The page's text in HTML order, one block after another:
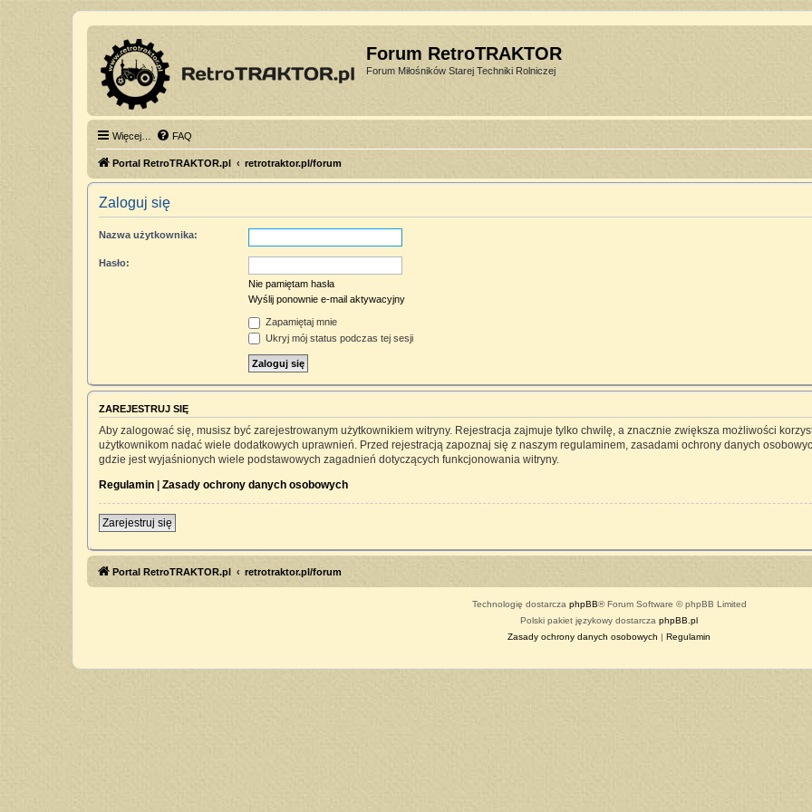
Forum RetroTRAKTOR
Forum Miłośników Starej Techniki Rolniczej
Więcej… FAQ
Portal RetroTRAKTOR.pl retrotraktor.pl/forum
Zaloguj się
Nazwa użytkownika:
Hasło:
Nie pamiętam hasła
Wyślij ponownie e-mail aktywacyjny
Zapamiętaj mnie
Ukryj mój status podczas tej sesji
ZAREJESTRUJ SIĘ
Aby zalogować się, musisz być zarejestrowanym użytkownikiem witryny. Rejestracja zajmuje tylko chwilę, a znacznie zwiększa możliwości
użytkownikom nadać wiele dodatkowych uprawnień. Przed rejestracją zapoznaj się z naszym regulaminem, zasadami ochrony danych
gdzie jest wyjaśnionych wiele podstawowych zagadnień dotyczących funkcjonowania witryny.
Regulamin | Zasady ochrony danych osobowych
Zarejestruj się
Portal RetroTRAKTOR.pl retrotraktor.pl/forum
Technologię dostarcza phpBB® Forum Software © phpBB Limited
Polski pakiet językowy dostarcza phpBB.pl
Zasady ochrony danych osobowych | Regulamin